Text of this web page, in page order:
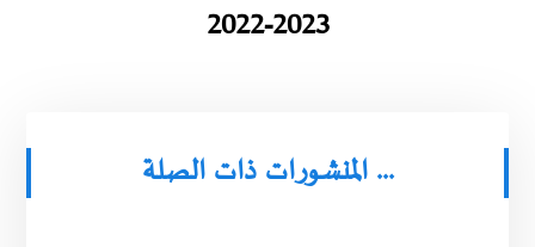
2022-2023
المنشورات ذات الصلة ...